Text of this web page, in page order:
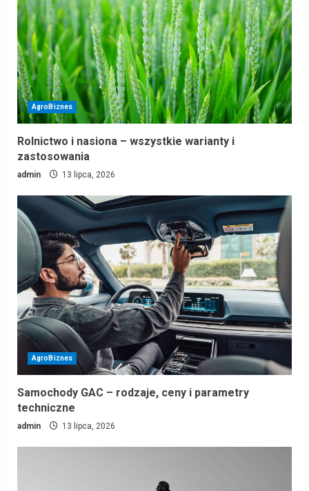
AgroBiznes
Rolnictwo i nasiona – wszystkie warianty i
zastosowania
admin 13 lipca, 2026
AgroBiznes
Samochody GAC – rodzaje, ceny i parametry
techniczne
admin 13 lipca, 2026